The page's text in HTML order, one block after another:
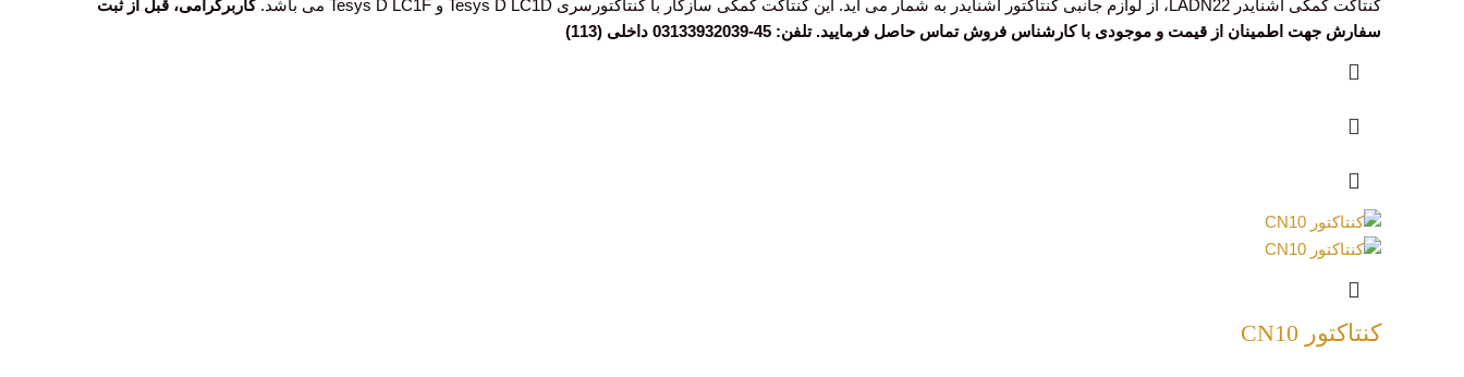
کنتاکت کمکی اشنایدر LADN22، از لوازم جانبی کنتاکتور اشنایدر به شمار می آید. این کنتاکت کمکی سازگار با کنتاکتورسری Tesys D LC1D و Tesys D LC1F می باشد.
کاربرگرامی، قبل از ثبت
سفارش جهت اطمینان از قیمت و موجودی با کارشناس فروش تماس حاصل فرمایید. تلفن: 45-03133932039 داخلی (113)
کنتاکتور CN10